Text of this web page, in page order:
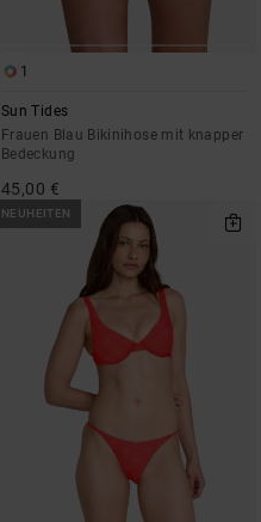
1
Sun Tides
Frauen Blau Bikinihose mit knapper
Bedeckung
45,00 €
NEUHEITEN